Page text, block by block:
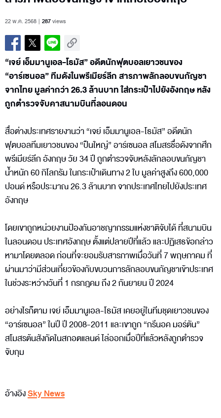
22 พ.ค. 2568 287views
“เจย์ เอ็มมานูเอล-โธมัส” อดีตนักฟุตบอลเยาวชนของ
“อาร์เซนอล” ทีมดังในพรีเมียร์ลีก สารภาพลักลอบขนกัญชา
จากไทย มูลค่ากว่า 26.3 ล้านบาท ใส่กระเป๋าไปยังอังกฤษ หลัง
ถูกตำรวจจับคาสนามบินที่ลอนดอน
สื่อต่างประเทศรายงานว่า “เจย์ เอ็มมานูเอล-โธมัส” อดีตนัก
ฟุตบอลทีมเยาวชนของ “ปืนใหญ่” อาร์เซนอล สโมสรชื่อดังจากศึก
พรีเมียร์ลีก อังกฤษ วัย 34 ปี ถูกตำรวจจับหลังลักลอบขนกัญชา
น้ำหนัก 60 กิโลกรัม ในกระเป๋าเดินทาง 2 ใบ มูลค่าสูงถึง 600,000
ปอนด์ หรือประมาณ 26.3 ล้านบาท จากประเทศไทยไปยังประเทศ
อังกฤษ
โดยเขาถูกหน่วยงานป้องกันอาชญากรรมแห่งชาติจับได้ ที่สนามบิน
ในลอนดอน ประเทศอังกฤษ ตั้งแต่ปลายปีที่แล้ว และปฏิเสธข้อกล่าว
หามาโดยตลอด ก่อนที่จะยอมรับสารภาพเมื่อวันที่ 7 พฤษภาคม ที่
ผ่านมาว่ามีส่วนเกี่ยวข้องกับขบวนการลักลอบขนกัญชาเข้าประเทศ
ในช่วงระหว่างวันที่ 1 กรกฎคม ถึง 2 กันยายน ปี 2024
อย่างไรก็ตาม เจย์ เอ็มมานูเอล-โธมัส เคยอยู่ในทีมชุดเยาวชนของ
“อาร์เซนอล” ในปี ปี 2008-2011 และเขาถูก “กรีนอค มอร์ตัน”
สโมสรต้นสังกัดในสกอตแลนด์ ไล่ออกเมื่อปีที่แล้วหลังถูกตำรวจ
จับกุม
อ้างอิงSky News